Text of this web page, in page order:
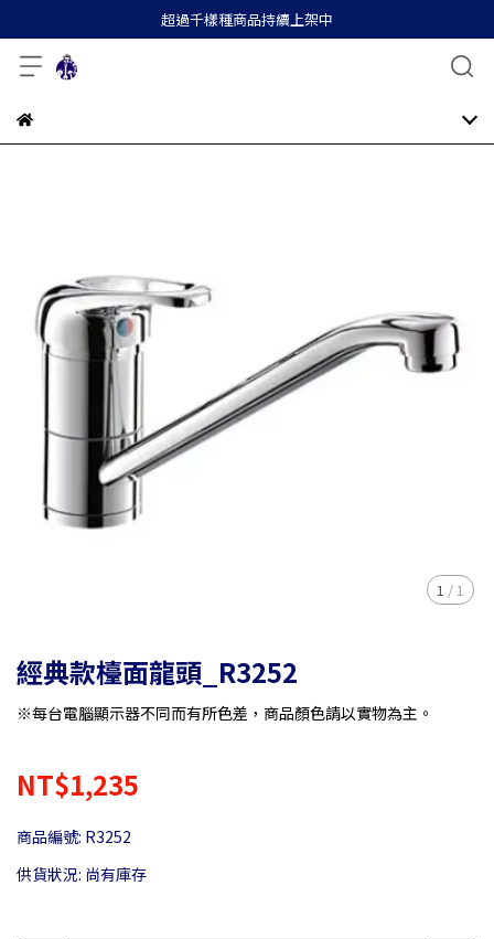
超過千樣種商品持續上架中
1 / 1
經典款檯面龍頭_R3252
※每台電腦顯示器不同而有所色差，商品顏色請以實物為主。
NT$1,235
商品編號: R3252
供貨狀況: 尚有庫存